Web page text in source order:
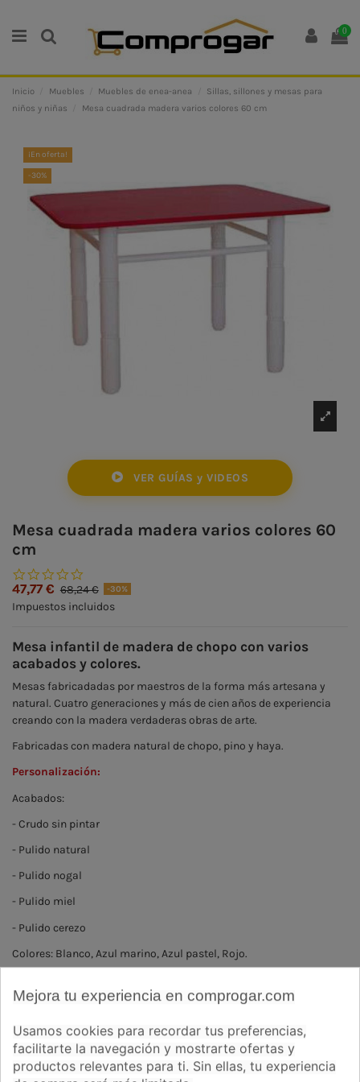
0
Inicio Muebles Muebles de enea-anea
Sillas, sillones y mesas para
niños y niñas
Mesa cuadrada madera varios colores 60 cm
¡En oferta!
-30%
VER GUÍAS y VIDEOS
Mesa cuadrada madera varios colores 60
cm
47,77 € 68,24 € -30%
Impuestos incluidos
Mesa infantil de madera de chopo con varios
acabados y colores.
Mesas fabricadadas por maestros de la forma más artesana y
natural. Cuatro generaciones y más de cien años de experiencia
creando con la madera verdaderas obras de arte.
Fabricadas con madera natural de chopo, pino y haya.
Personalización:
Acabados:
- Crudo sin pintar
- Pulido natural
- Pulido nogal
- Pulido miel
- Pulido cerezo
Colores: Blanco, Azul marino, Azul pastel, Rojo.
7€+IVA
Preguntas frecuentes
Ver opiniones
Acabado-color madera
Mejora tu experiencia en comprogar.com
Usamos cookies para recordar tus preferencias,
facilitarte la navegación y mostrarte ofertas y
productos relevantes para ti. Sin ellas, tu experiencia